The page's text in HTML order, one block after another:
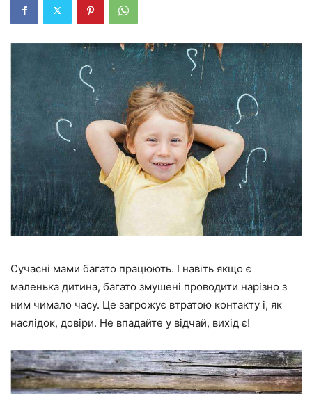
Сучасні мами багато працюють. І навіть якщо є
маленька дитина, багато змушені проводити нарізно з
ним чимало часу. Це загрожує втратою контакту і, як
наслідок, довіри. Не впадайте у відчай, вихід є!